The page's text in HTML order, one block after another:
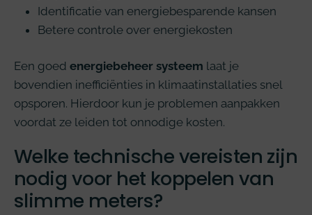
Identificatie van energiebesparende kansen
Betere controle over energiekosten
Een goed energiebeheer systeem laat je
bovendien inefficiënties in klimaatinstallaties snel
opsporen. Hierdoor kun je problemen aanpakken
voordat ze leiden tot onnodige kosten.
Welke technische vereisten zijn
nodig voor het koppelen van
slimme meters?